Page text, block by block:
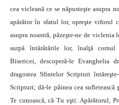
cea vicleană ce se năpusteşte asupra
apărător în sfatul lor, opreşte viforul
asupra noastră, păzeşte-ne de
surpă întărâtările lor, înalţă
Bisericei, descoperă-le Evanghelia
dragostea Sfintelor Scripturi
Scripturi; dă-le pâinea cea
Te cunoască, că Tu eşti: Apărătorul,